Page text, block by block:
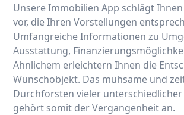
Unsere Immobilien App schlägt
vor, die Ihren Vorstellungen
Umfangreiche Informationen zu
Ausstattung,
Ähnlichem erleichtern Ihnen die
Wunschobjekt. Das mühsame und
Durchforsten vieler unterschiedlicher
gehört somit der Vergangenheit an.